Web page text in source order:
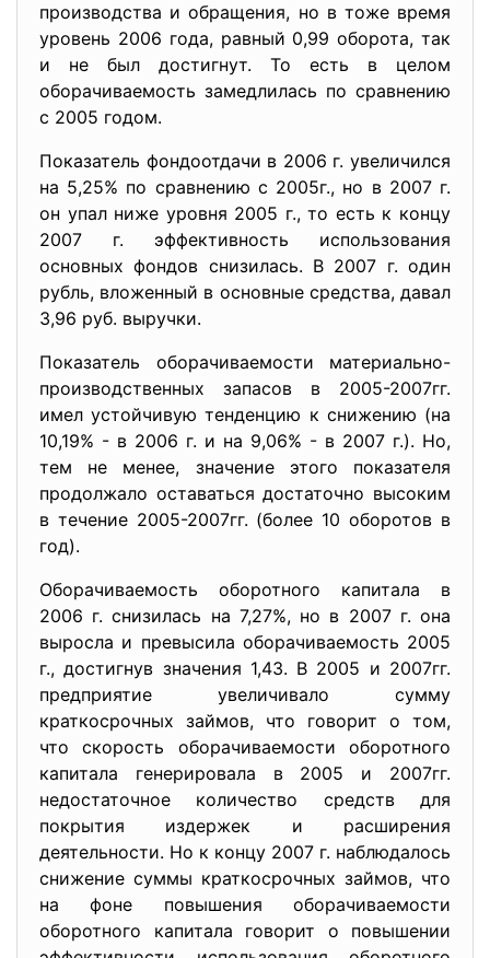
производства и обращения, но в тоже время
уровень 2006 года, равный 0,99 оборота, так
и не был достигнут. То есть в целом
оборачиваемость замедлилась по сравнению
с 2005 годом.
Показатель фондоотдачи в 2006 г. увеличился
на 5,25% по сравнению с 2005г., но в 2007 г.
он упал ниже уровня 2005 г., то есть к концу
2007 г. эффективность использования
основных фондов снизилась. В 2007 г. один
рубль, вложенный в основные средства, давал
3,96 руб. выручки.
Показатель оборачиваемости материально-
производственных запасов в 2005-2007гг.
имел устойчивую тенденцию к снижению (на
10,19% - в 2006 г. и на 9,06% - в 2007 г.). Но,
тем не менее, значение этого показателя
продолжало оставаться достаточно высоким
в течение 2005-2007гг. (более 10 оборотов в
год).
Оборачиваемость оборотного капитала в
2006 г. снизилась на 7,27%, но в 2007 г. она
выросла и превысила оборачиваемость 2005
г., достигнув значения 1,43. В 2005 и 2007гг.
предприятие увеличивало сумму
краткосрочных займов, что говорит о том,
что скорость оборачиваемости оборотного
капитала генерировала в 2005 и 2007гг.
недостаточное количество средств для
покрытия издержек и расширения
деятельности. Но к концу 2007 г. наблюдалось
снижение суммы краткосрочных займов, что
на фоне повышения оборачиваемости
оборотного капитала говорит о повышении